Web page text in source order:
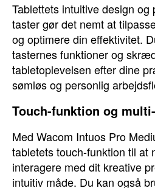
Tablettets intuitive design og
taster gør det nemt at
og optimere din effektivitet.
tasternes funktioner og
tabletoplevelsen efter dine
sømløs og personlig
Touch-funktion og
Med Wacom Intuos Pro
tabletets touch-funktion til at
interagere med dit kreative
intuitiv måde. Du kan også